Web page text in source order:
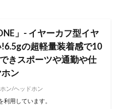
」- イヤーカフ型イヤ
の超軽量装着感で10
きスポーツや通勤や仕
ン
ン/ヘッドホン
用しています。